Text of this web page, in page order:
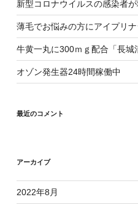
新型コロナウイルスの感染者が
薄毛でお悩みの方にアイプリナ
牛黄一丸に300ｍｇ配合「長城
オゾン発生器24時間稼働中
最近のコメント
アーカイブ
2022年8月